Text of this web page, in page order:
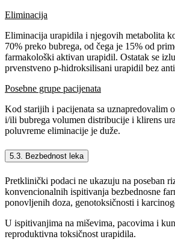
Eliminacija
Eliminacija urapidila i njegovih metabolita
70% preko bubrega, od čega je 15% od
farmakološki aktivan urapidil. Ostatak se
prvenstveno p-hidroksilisani urapidil bez
Posebne grupe pacijenata
Kod starijih i pacijenata sa uznapredovalim
i/ili bubrega volumen distribucije i klirens
poluvreme eliminacije je duže.
5.3. Bezbednost leka
Pretklinički podaci ne ukazuju na poseban
konvencionalnih ispitivanja bezbednosne
ponovljenih doza, genotoksičnosti i
U ispitivanjima na miševima, pacovima i
reproduktivna toksičnost urapidila.